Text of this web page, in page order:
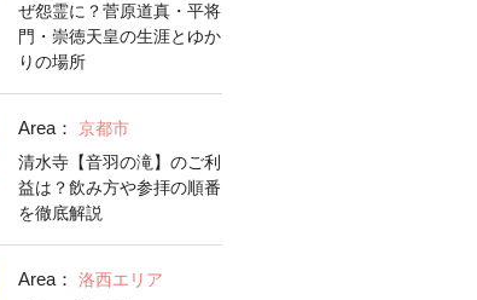
ぜ怨霊に？菅原道真・平将
門・崇徳天皇の生涯とゆか
りの場所
Area：
京都市
清水寺【音羽の滝】のご利
益は？飲み方や参拝の順番
を徹底解説
Area：
洛西エリア